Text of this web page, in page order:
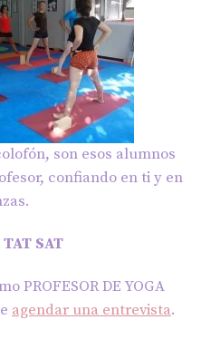
son esos alumnos
confiando en ti y en
SAT
PROFESOR DE YOGA
agendar una entrevista.